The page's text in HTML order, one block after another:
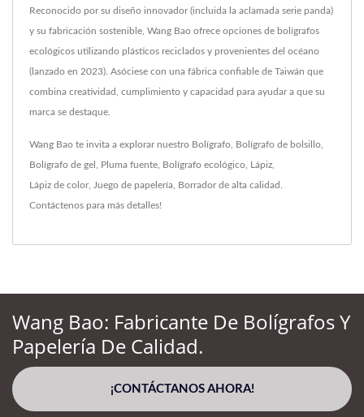
Reconocido por su diseño innovador (incluida la aclamada serie panda)
y su fabricación sostenible, Wang Bao ofrece opciones de bolígrafos
ecológicos utilizando plásticos reciclados y provenientes del océano
(lanzado en 2023). Asóciese con una fábrica confiable de Taiwán que
combina creatividad, cumplimiento y capacidad para ayudar a que su
marca se destaque.
Wang Bao te invita a explorar nuestro Bolígrafo Bolígrafo de bolsillo
Bolígrafo de gel Pluma fuente Bolígrafo ecológico Lápiz
Lápiz de color, Juego de papelería Borradorde alta calidad.
Contáctenos para más detalles!
Wang Bao: Fabricante De Bolígrafos Y
Papelería De Calidad.
¡CONTÁCTANOS AHORA!